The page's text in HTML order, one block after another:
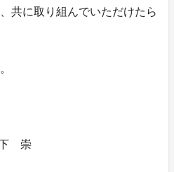
共に取り組んでいただけたら
下 崇